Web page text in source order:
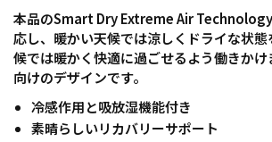
本品のSmart Dry Extreme Air
応し、暖かい天候では涼しくドライな状
候では暖かく快適に過ごせるよう働きか
向けのデザインです。
冷感作用と吸放湿機能付き
素晴らしいリカバリーサポート